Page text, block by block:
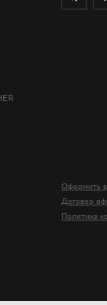
Политика
Договор
Оформить